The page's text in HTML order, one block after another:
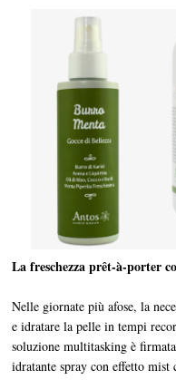
La freschezza prêt-à-porter
Nelle giornate più afose, la
e idratare la pelle in tempi
soluzione multitasking è
idratante spray con effetto